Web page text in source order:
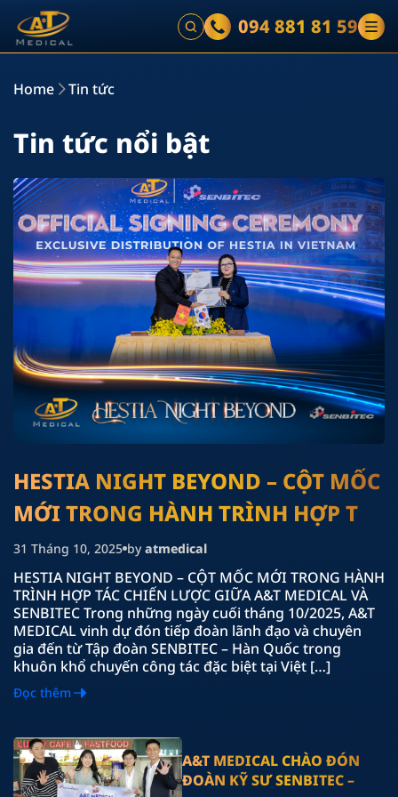
094 881 81 59
Home Tin tức
Tin tức nổi bật
HESTIA NIGHT BEYOND – CỘT MỐC
MỚI TRONG HÀNH TRÌNH HỢP TÁC
CHIẾN LƯỢC GIỮA A&T MEDICAL
VÀ SENBITEC
31 Tháng 10, 2025 byatmedical
HESTIA NIGHT BEYOND – CỘT MỐC MỚI TRONG HÀNH
TRÌNH HỢP TÁC CHIẾN LƯỢC GIỮA A&T MEDICAL VÀ
SENBITEC Trong những ngày cuối tháng 10/2025, A&T
MEDICAL vinh dự đón tiếp đoàn lãnh đạo và chuyên
gia đến từ Tập đoàn SENBITEC – Hàn Quốc trong
khuôn khổ chuyến công tác đặc biệt tại Việt […]
Đọc thêm
A&T MEDICAL CHÀO ĐÓN
ĐOÀN KỸ SƯ SENBITEC –